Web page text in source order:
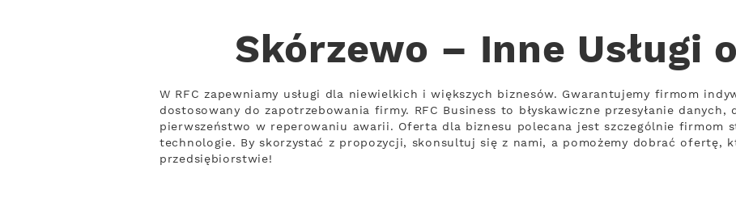
Skórzewo – Inne Usługi
W RFC zapewniamy usługi dla niewielkich i większych biznesów. Gwarantujemy firmom
dostosowany do zapotrzebowania firmy. RFC Business to błyskawiczne przesyłanie danych,
pierwszeństwo w reperowaniu awarii. Oferta dla biznesu polecana jest szczególnie firmom
technologie. By skorzystać z propozycji, skonsultuj się z nami, a pomożemy dobrać ofertę,
przedsiębiorstwie!